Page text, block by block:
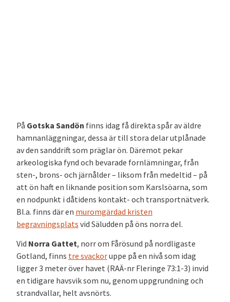
På Gotska Sandön finns idag få direkta spår av äldre
hamnanläggningar, dessa är till stora delar utplånade
av den sanddrift som präglar ön. Däremot pekar
arkeologiska fynd och bevarade fornlämningar, från
sten-, brons- och järnålder – liksom från medeltid – på
att ön haft en liknande position som Karslsöarna, som
en nodpunkt i dåtidens kontakt- och transportnätverk.
Bl.a. finns där en muromgärdad kristen
begravningsplats vid Säludden på öns norra del.
Vid Norra Gattet, norr om Fårösund på nordligaste
Gotland, finns tre svackoruppe på en nivå som idag
ligger 3 meter över havet (RAÄ-nr Fleringe 73:1-3) invid
en tidigare havsvik som nu, genom uppgrundning och
strandvallar, helt avsnörts.